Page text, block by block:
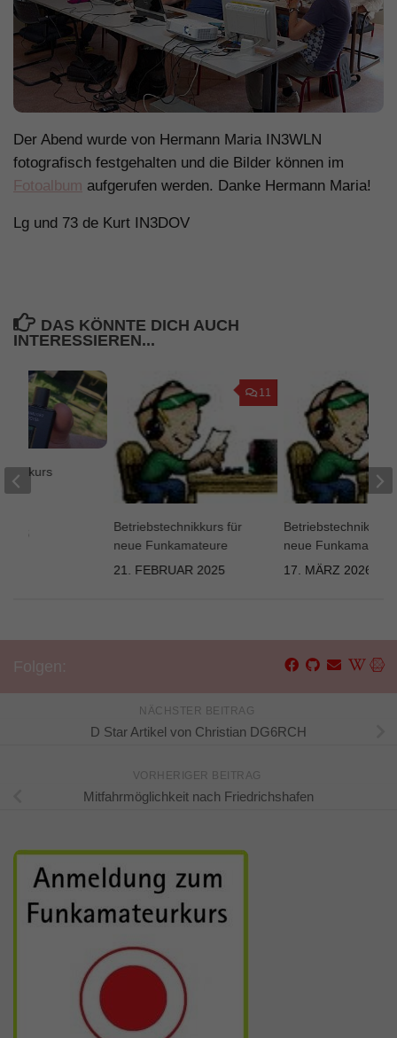
Der Abend wurde von Hermann Maria IN3WLN
fotografisch festgehalten und die Bilder können im
Fotoalbum aufgerufen werden. Danke Hermann Maria!
Lg und 73 de Kurt IN3DOV
DAS KÖNNTE DICH AUCH
INTERESSIEREN...
11
Betriebstechnikkurs für
neue Funkamateure
21. FEBRUAR 2025
Betriebstechnikkurs
neue
17. MÄRZ 2026
NÄCHSTER BEITRAG
D Star Artikel von Christian DG6RCH
VORHERIGER BEITRAG
Mitfahrmöglichkeit nach Friedrichshafen